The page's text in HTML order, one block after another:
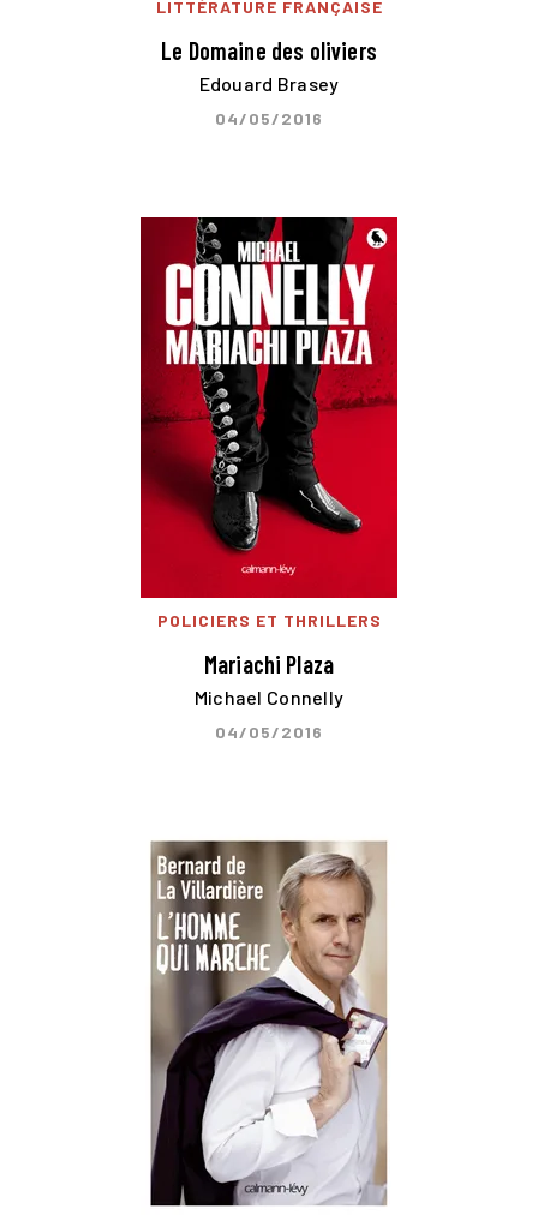
LITTÉRATURE FRANÇAISE
Le Domaine des oliviers
Edouard Brasey
04/05/2016
POLICIERS ET THRILLERS
Mariachi Plaza
Michael Connelly
04/05/2016